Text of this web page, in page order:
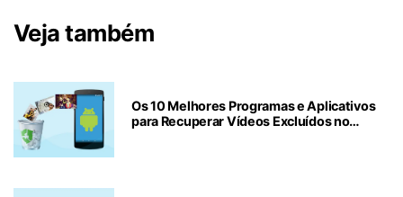
Veja também
Os 10 Melhores Programas e Aplicativos
para Recuperar Vídeos Excluídos no